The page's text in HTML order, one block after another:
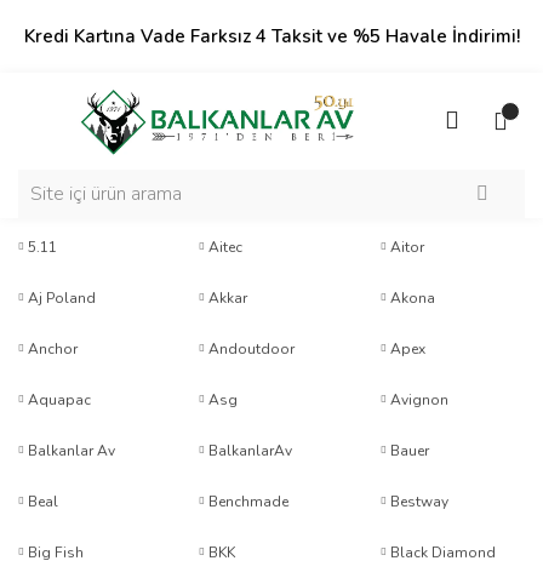
Kredi Kartına Vade Farksız 4 Taksit ve %5 Havale İndirimi!
5.11 Aitec Aitor
Aj Poland Akkar Akona
Anchor Andoutdoor Apex
Aquapac Asg Avignon
Balkanlar Av BalkanlarAv Bauer
Beal Benchmade Bestway
Big Fish BKK Black Diamond